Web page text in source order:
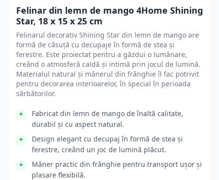
Felinar din lemn de mango 4Home Shining
Star, 18 x 15 x 25 cm
Felinarul decorativ Shining Star din lemn de mango are
formă de căsuță cu decupaje în formă de stea și
ferestre. Este proiectat pentru a găzdui o lumânare,
creând o atmosferă caldă și intimă prin jocul de lumină.
Materialul natural și mânerul din frânghie îl fac potrivit
pentru decorarea interioarelor, în special în perioada
sărbătorilor.
Fabricat din lemn de mango de înaltă calitate,
durabil și cu aspect natural.
Design elegant cu decupaj în formă de stea și
ferestre, creând un joc de lumină plăcut.
Mâner practic din frânghie pentru transport ușor și
plasare flexibilă.